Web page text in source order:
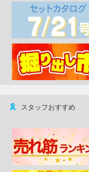
スタッフおすすめ